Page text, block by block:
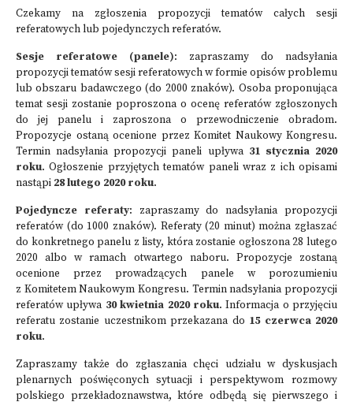
Czekamy na zgłoszenia propozycji tematów całych sesji
referatowych lub pojedynczych referatów.
Sesje referatowe (panele): zapraszamy do nadsyłania
propozycji tematów sesji referatowych w formie opisów problemu
lub obszaru badawczego (do 2000 znaków). Osoba proponująca
temat sesji zostanie poproszona o ocenę referatów zgłoszonych
do jej panelu i zaproszona o przewodniczenie obradom.
Propozycje ostaną ocenione przez Komitet Naukowy Kongresu.
Termin nadsyłania propozycji paneli upływa 31 stycznia 2020
roku. Ogłoszenie przyjętych tematów paneli wraz z ich opisami
nastąpi 28 lutego 2020 roku.
Pojedyncze referaty: zapraszamy do nadsyłania propozycji
referatów (do 1000 znaków). Referaty (20 minut) można zgłaszać
do konkretnego panelu z listy, która zostanie ogłoszona 28 lutego
2020 albo w ramach otwartego naboru. Propozycje zostaną
ocenione przez prowadzących panele w porozumieniu
z Komitetem Naukowym Kongresu. Termin nadsyłania propozycji
referatów upływa 30 kwietnia 2020 roku. Informacja o przyjęciu
referatu zostanie uczestnikom przekazana do 15 czerwca 2020
roku.
Zapraszamy także do zgłaszania chęci udziału w dyskusjach
plenarnych poświęconych sytuacji i perspektywom rozmowy
polskiego przekładoznawstwa, które odbędą się pierwszego i